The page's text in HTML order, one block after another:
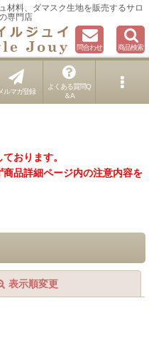
材料、ダマスク生地を販売するサロ
専門店
問合わせ 商品検索
メルマガ登録
よくある質問Q
＆A
おります。
品詳細ページ内の注意内容を
表示順変更